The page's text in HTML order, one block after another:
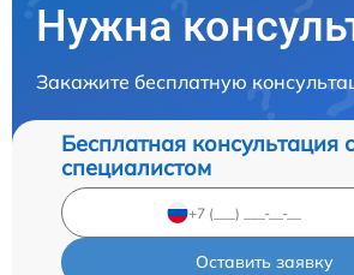
Нужна
Закажите бесплатную
Бесплатная консультация
специалистом
Оставить заявку